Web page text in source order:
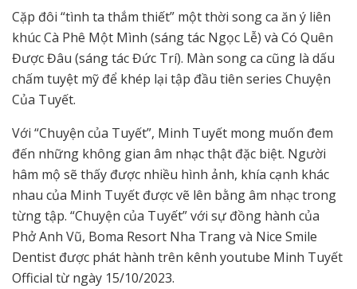
Cặp đôi “tình ta thắm thiết” một thời song ca ăn ý liên
khúc Cà Phê Một Mình (sáng tác Ngọc Lễ) và Có Quên
Được Đâu (sáng tác Đức Trí). Màn song ca cũng là dấu
chấm tuyệt mỹ để khép lại tập đầu tiên series Chuyện
Của Tuyết.
Với “Chuyện của Tuyết”, Minh Tuyết mong muốn đem
đến những không gian âm nhạc thật đặc biệt. Người
hâm mộ sẽ thấy được nhiều hình ảnh, khía cạnh khác
nhau của Minh Tuyết được vẽ lên bằng âm nhạc trong
từng tập. “Chuyện của Tuyết” với sự đồng hành của
Phở Anh Vũ, Boma Resort Nha Trang và Nice Smile
Dentist được phát hành trên kênh youtube Minh Tuyết
Official từ ngày 15/10/2023.